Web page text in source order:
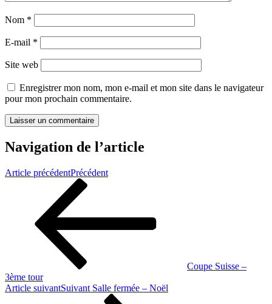
Nom *
E-mail *
Site web
Enregistrer mon nom, mon e-mail et mon site dans le navigateur
pour mon prochain commentaire.
Navigation de l’article
Article précédentPrécédent
Coupe Suisse –
3ème tour
Article suivantSuivant Salle fermée – Noël